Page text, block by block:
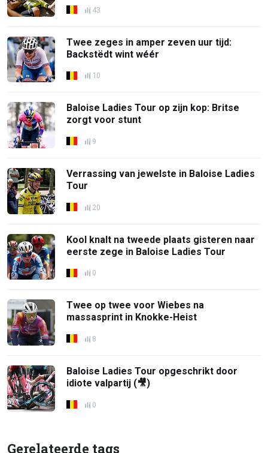
43
Twee zeges in amper zeven uur tijd:
Backstëdt wint wéér
10
Baloise Ladies Tour op zijn kop: Britse
zorgt voor stunt
9
Verrassing van jewelste in Baloise Ladies
Tour
20
Kool knalt na tweede plaats gisteren naar
eerste zege in Baloise Ladies Tour
0
Twee op twee voor Wiebes na
massasprint in Knokke-Heist
8
Baloise Ladies Tour opgeschrikt door
idiote valpartij (🎥)
0
Gerelateerde tags